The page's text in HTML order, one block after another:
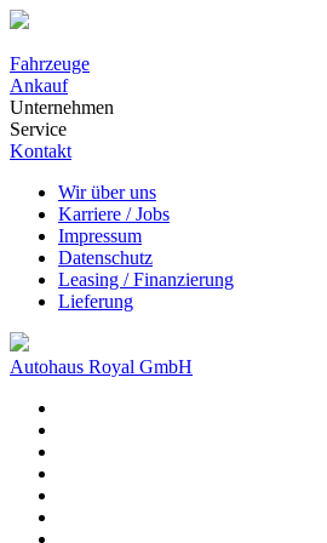
Fahrzeuge
Ankauf
Unternehmen
Service
Kontakt
Wir über uns
Karriere / Jobs
Impressum
Datenschutz
Leasing / Finanzierung
Lieferung
Autohaus Royal GmbH